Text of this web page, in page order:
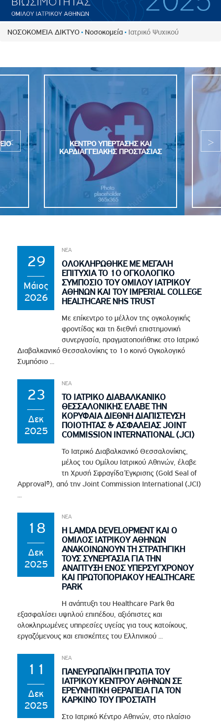
ΝΟΣΟΚΟΜΕΙΑ ΔΙΚΤΥΟ Νοσοκομεία Ιατρικό Ψυχικού
ΚΕΝΤΡΟ ΥΠΕΡΤΑΣΗΣ ΚΑΙ
ΚΑΡΔΙΑΓΓΕΙΑΚΗΣ ΠΡΟΣΤΑΣΙΑΣ
29
Μάιος
2026
ΝΕΑ
ΟΛΟΚΛΗΡΩΘΗΚΕ ΜΕ ΜΕΓΑΛΗ
ΕΠΙΤΥΧΙΑ ΤΟ 1Ο ΟΓΚΟΛΟΓΙΚΟ
ΣΥΜΠΟΣΙΟ ΤΟΥ ΟΜΙΛΟΥ ΙΑΤΡΙΚΟΥ
ΑΘΗΝΩΝ ΚΑΙ ΤΟΥ IMPERIAL COLLEGE
HEALTHCARE NHS TRUST
Με επίκεντρο το μέλλον της ογκολογικής
φροντίδας και τη διεθνή επιστημονική
συνεργασία, πραγματοποιήθηκε στο Ιατρικό
Διαβαλκανικό Θεσσαλονίκης το 1ο κοινό Ογκολογικό
Συμπόσιο ...
23
Δεκ
2025
ΝΕΑ
ΤΟ ΙΑΤΡΙΚΟ ΔΙΑΒΑΛΚΑΝΙΚΟ
ΘΕΣΣΑΛΟΝΙΚΗΣ ΕΛΑΒΕ ΤΗΝ
ΚΟΡΥΦΑΙΑ ΔΙΕΘΝΗ ΔΙΑΠΙΣΤΕΥΣΗ
ΠΟΙΟΤΗΤΑΣ & ΑΣΦΑΛΕΙΑΣ JOINT
COMMISSION INTERNATIONAL (JCI)
Το Ιατρικό Διαβαλκανικό Θεσσαλονίκης,
μέλος του Ομίλου Ιατρικού Αθηνών, έλαβε
τη Χρυσή Σφραγίδα Έγκρισης (Gold Seal of
Approval®), από την Joint Commission International (JCI)
...
18
Δεκ
2025
ΝΕΑ
Η LAMDA DEVELOPMENT ΚΑΙ Ο
ΟΜΙΛΟΣ ΙΑΤΡΙΚΟΥ ΑΘΗΝΩΝ
ΑΝΑΚΟΙΝΩΝΟΥΝ ΤΗ ΣΤΡΑΤΗΓΙΚΗ
ΤΟΥΣ ΣΥΝΕΡΓΑΣΙΑ ΓΙΑ ΤΗΝ
ΑΝΑΠΤΥΞΗ ΕΝΟΣ ΥΠΕΡΣΥΓΧΡΟΝΟΥ
ΚΑΙ ΠΡΩΤΟΠΟΡΙΑΚΟΥ HEALTHCARE
PARK
Η ανάπτυξη του Healthcare Park θα
εξασφαλίσει υψηλού επιπέδου, αξιόπιστες και
ολοκληρωμένες υπηρεσίες υγείας για τους κατοίκους,
εργαζόμενους και επισκέπτες του Ελληνικού ...
11
Δεκ
2025
ΝΕΑ
ΠΑΝΕΥΡΩΠΑΪΚΗ ΠΡΩΤΙΑ ΤΟΥ
ΙΑΤΡΙΚΟΥ ΚΕΝΤΡΟΥ ΑΘΗΝΩΝ ΣΕ
ΕΡΕΥΝΗΤΙΚΗ ΘΕΡΑΠΕΙΑ ΓΙΑ ΤΟΝ
ΚΑΡΚΙΝΟ ΤΟΥ ΠΡΟΣΤΑΤΗ
Στο Ιατρικό Κέντρο Αθηνών, στο πλαίσιο